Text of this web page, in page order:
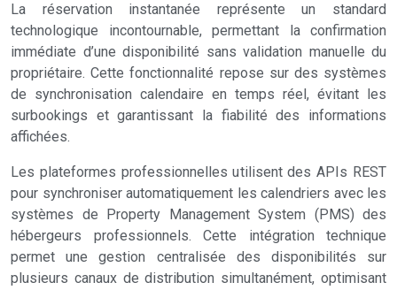
La réservation instantanée représente un standard
technologique incontournable, permettant la confirmation
immédiate d’une disponibilité sans validation manuelle du
propriétaire. Cette fonctionnalité repose sur des systèmes
de synchronisation calendaire en temps réel, évitant les
surbookings et garantissant la fiabilité des informations
affichées.
Les plateformes professionnelles utilisent des APIs REST
pour synchroniser automatiquement les calendriers avec les
systèmes de Property Management System (PMS) des
hébergeurs professionnels. Cette intégration technique
permet une gestion centralisée des disponibilités sur
plusieurs canaux de distribution simultanément, optimisant